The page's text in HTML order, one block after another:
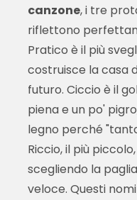
canzone, i tre
riflettono
Pratico è il più
costruisce la casa
futuro. Ciccio è il
piena e un po'
legno perché
Riccio, il più
scegliendo la
veloce. Questi